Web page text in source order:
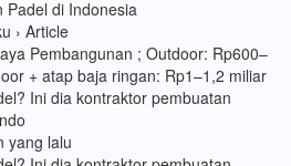
Padel di Indonesia
› Article
Pembangunan ; Outdoor: Rp600–
+ atap baja ringan: Rp1–1,2 miliar
Ini dia kontraktor pembuatan
yang lalu